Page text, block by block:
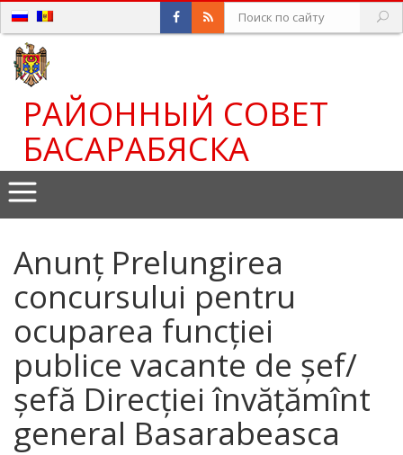
РАЙОННЫЙ СОВЕТ
БАСАРАБЯСКА
Anunț Prelungirea
concursului pentru
ocuparea funcției
publice vacante de șef/
șefă Direcției învățămînt
general Basarabeasca